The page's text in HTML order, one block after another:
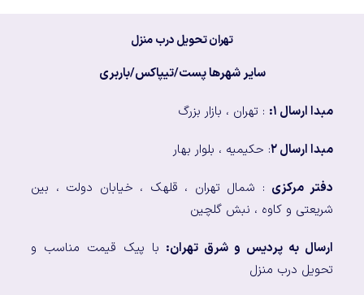
تهران تحویل درب منزل
سایر شهرها پست/تیپاکس/باربری
مبدا ارسال ۱: : تهران ، بازار بزرگ
مبدا ارسال ۲ : حکیمیه ، بلوار بهار
دفتر مرکزی : شمال تهران ، قلهک ، خیابان دولت ، بین
شریعتی و کاوه ، نبش گلچین
ارسال به پردیس و شرق تهران: با پیک قیمت مناسب و
تحویل درب منزل